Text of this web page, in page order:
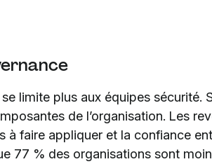
limite plus aux équipes sécurité.
de l’organisation. Les
à faire appliquer et la confiance
77 % des organisations sont